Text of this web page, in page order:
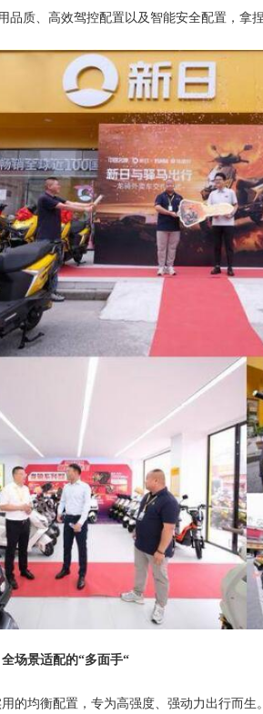
品质、高效驾控配置以及智能安全配置，拿
场景适配的“多面手“
的均衡配置，专为高强度、强动力出行而生